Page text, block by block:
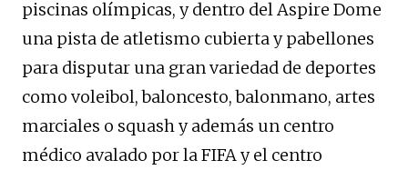
piscinas olímpicas, y dentro del Aspire Dome
una pista de atletismo cubierta y pabellones
para disputar una gran variedad de deportes
como voleibol, baloncesto, balonmano, artes
marciales o squash y además un centro
médico avalado por la FIFA y el centro